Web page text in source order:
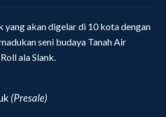
yang akan digelar di 10 kota dengan
seni budaya Tanah Air
ala Slank.
(Presale)